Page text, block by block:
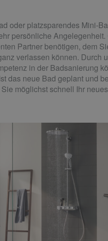
oder platzsparendes Mini-
persönliche Angelegenheit.
Partner benötigen, dem
verlassen können. Durch
in der Badsanierung
das neue Bad geplant und
möglichst schnell Ihr neues